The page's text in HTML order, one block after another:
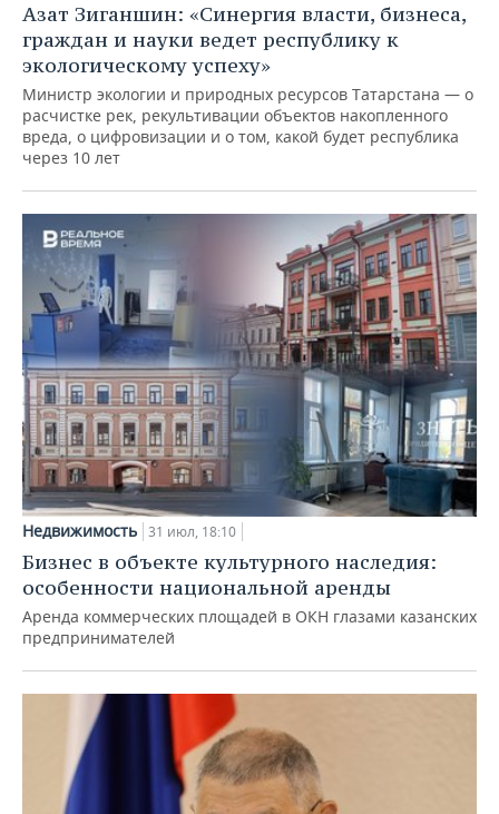
Азат Зиганшин: «Синергия власти, бизнеса,
граждан и науки ведет республику к
экологическому успеху»
Министр экологии и природных ресурсов Татарстана — о
расчистке рек, рекультивации объектов накопленного
вреда, о цифровизации и о том, какой будет республика
через 10 лет
Недвижимость 31 июл, 18:10
Бизнес в объекте культурного наследия:
особенности национальной аренды
Аренда коммерческих площадей в ОКН глазами казанских
предпринимателей